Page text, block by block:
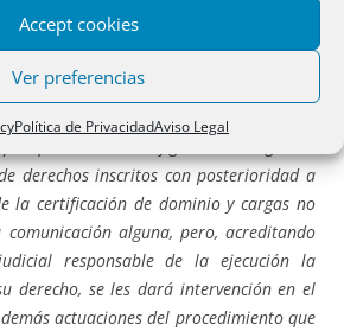
Accept cookies
Ver preferencias
Política de PrivacidadAviso Legal
elart.659dice que “
en la certificación de cargas y que
posteriores al del derecho del
derechos inscritos con posterioridad a
la certificación de dominio y cargas no
alguna, pero, acreditando
responsable de la ejecución la
derecho, se les dará intervención en el
actuaciones del procedimiento que